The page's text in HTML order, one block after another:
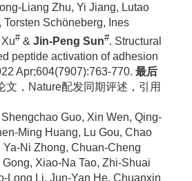
Liang Zhu, Yi Jiang, Lutao
Schöneberg, Ines
#& Jin-Peng Sun#. Structural
peptide activation of adhesion
Apr;604(7907):763-770. 最后
文，Nature配发同期评述 ，引用
Guo, Xin Wen, Qing-
Ming Huang, Lu Gou, Chao
Ni Zhong, Chuan-Cheng
Xiao-Na Tao, Zhi-Shuai
Long Li, Jun-Yan He, Chuanxin